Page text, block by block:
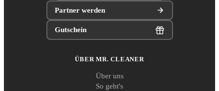
Partner werden
Gutschein
ÜBER MR. CLEANER
Über uns
So geht's